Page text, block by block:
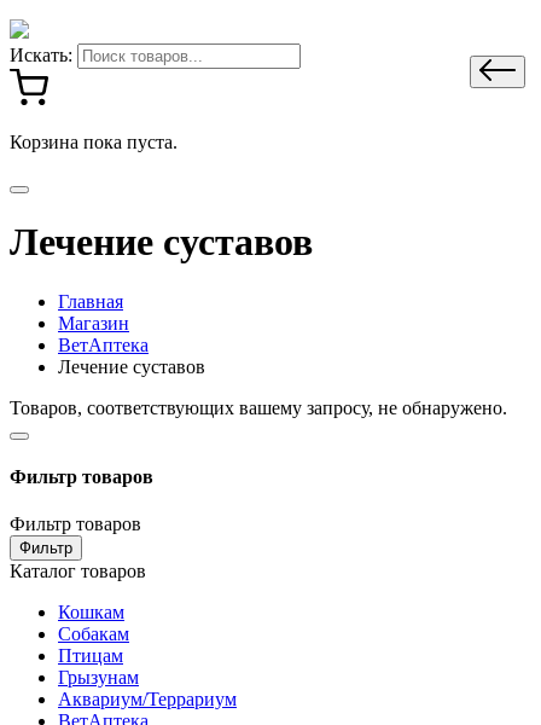
Искать:
Корзина пока пуста.
Лечение суставов
Главная
Магазин
ВетАптека
Лечение суставов
Товаров, соответствующих вашему запросу, не обнаружено.
Фильтр товаров
Фильтр товаров
Фильтр
Каталог товаров
Кошкам
Собакам
Птицам
Грызунам
Аквариум/Террариум